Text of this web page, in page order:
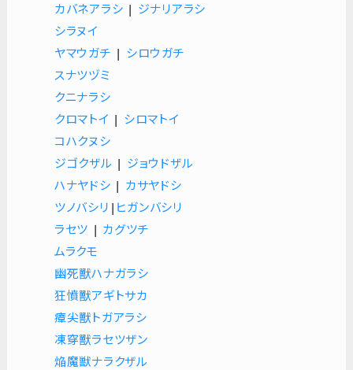
カバネアラシ | ジナリアラシ
シラヌイ
ヤマウガチ | シロウガチ
スナツヅミ
クニナラシ
クロマトイ | シロマトイ
コハクヌシ
ジゴクザル | ジョウドザル
ハナヤドシ | カサヤドシ
ツノバシリ | ヒガンバシリ
ラセツ | カグツチ
ムラクモ
幽死獸ハナガラシ
狂憤獸アギトサカ
瘴尖獸トガアラシ
凍穿獸ラセツザン
焔魔獣ナラクザル